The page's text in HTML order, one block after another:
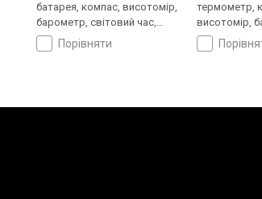
батарея, компас, висотомір,
барометр, світовий час,
ремінець: ремінець каучук,
WR 100, Швейцарія
порівняти
термометр,
висотомір,
світовий
ремінець